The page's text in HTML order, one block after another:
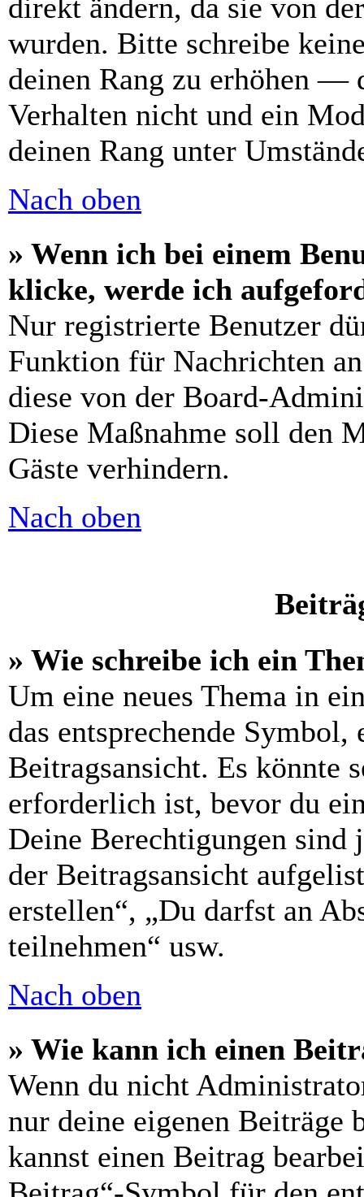
direkt ändern, da sie von
wurden. Bitte schreibe
deinen Rang zu erhöhen —
Verhalten nicht und ein
deinen Rang unter
Nach oben
» Wenn ich bei einem
klicke, werde ich
Nur registrierte Benutzer
Funktion für Nachrichten
diese von der Board-
Diese Maßnahme soll den
Gäste verhindern.
Nach oben
» Wie schreibe ich ein
Um eine neues Thema in
das entsprechende
Beitragsansicht. Es könnte
erforderlich ist, bevor du
Deine Berechtigungen sind
der Beitragsansicht
erstellen“, „Du darfst an
teilnehmen“ usw.
Nach oben
» Wie kann ich einen
Wenn du nicht
nur deine eigenen Beiträge
kannst einen Beitrag